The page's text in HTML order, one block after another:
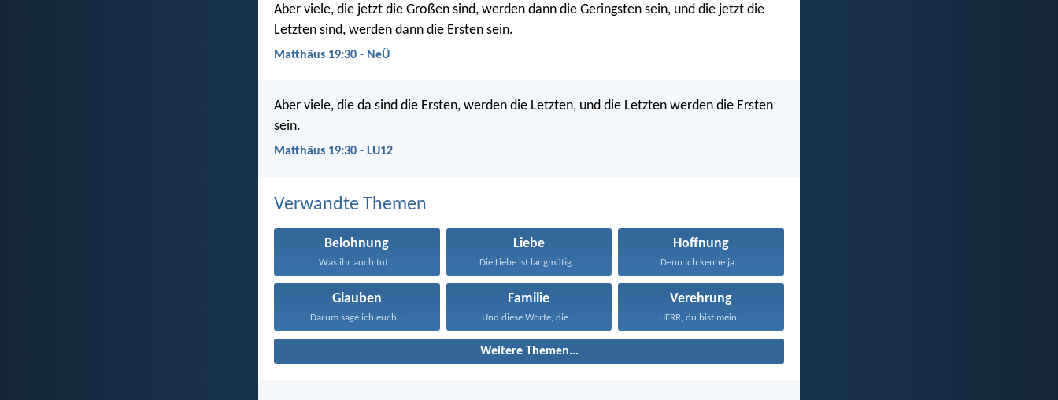
Aber viele, die jetzt die Großen sind, werden dann die Geringsten sein, und die jetzt die
Letzten sind, werden dann die Ersten sein.
Matthäus 19:30 - NeÜ
Aber viele, die da sind die Ersten, werden die Letzten, und die Letzten werden die Ersten
sein.
Matthäus 19:30 - LU12
Verwandte Themen
Belohnung
Was ihr auch tut...
Liebe
Die Liebe ist langmütig...
Hoffnung
Denn ich kenne ja...
Glauben
Darum sage ich euch...
Familie
Und diese Worte, die...
Verehrung
HERR, du bist mein...
Weitere Themen...